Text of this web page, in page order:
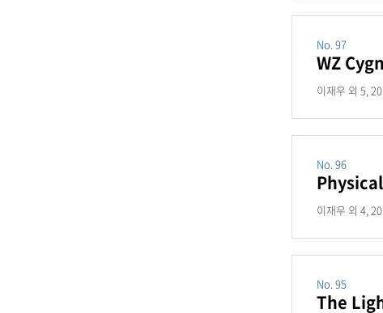
No. 97
WZ
이재우 외 5,
No. 96
이재우 외 4,
No. 95
The